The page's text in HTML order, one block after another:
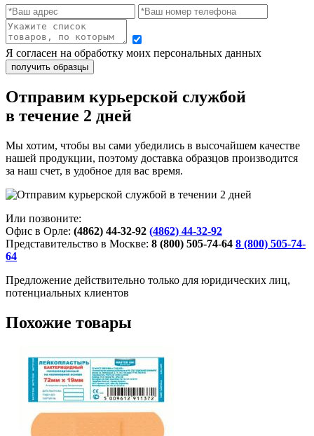
Я согласен на обработку моих персональных данных
Отправим курьерской службой
в течение 2 дней
Мы хотим, чтобы вы сами убедились в высочайшем качестве
нашей продукции, поэтому доставка образцов производится
за наш счет, в удобное для вас время.
Или позвоните:
Офис в Орле: (4862) 44-32-92 (4862) 44-32-92
Представительство в Москве: 8 (800) 505-74-64 8 (800) 505-74-
64
Предложение действительно только для юридических лиц,
потенциальных клиентов
Похожие товары